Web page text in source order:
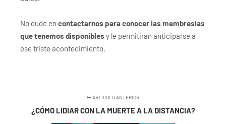
No dude en contactarnos para conocer las membresías
que tenemos disponibles y le permitirán anticiparse a
ese triste acontecimiento.
ARTÍCULO ANTERIOR
¿CÓMO LIDIAR CON LA MUERTE A LA DISTANCIA?